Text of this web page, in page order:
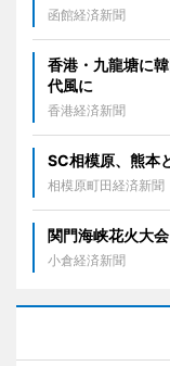
函館経済新聞
香港・九龍塘に
代風に
香港経済新聞
SC相模原、熊
相模原町田経済新聞
関門海峡花火大
小倉経済新聞